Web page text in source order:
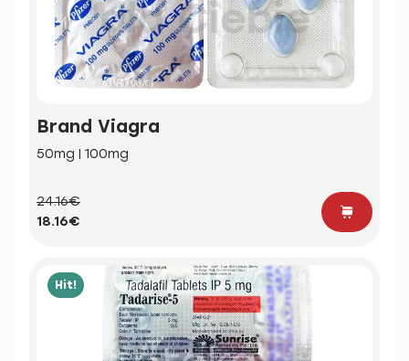
Brand Viagra
50mg | 100mg
24.16€
18.16€
Hit!